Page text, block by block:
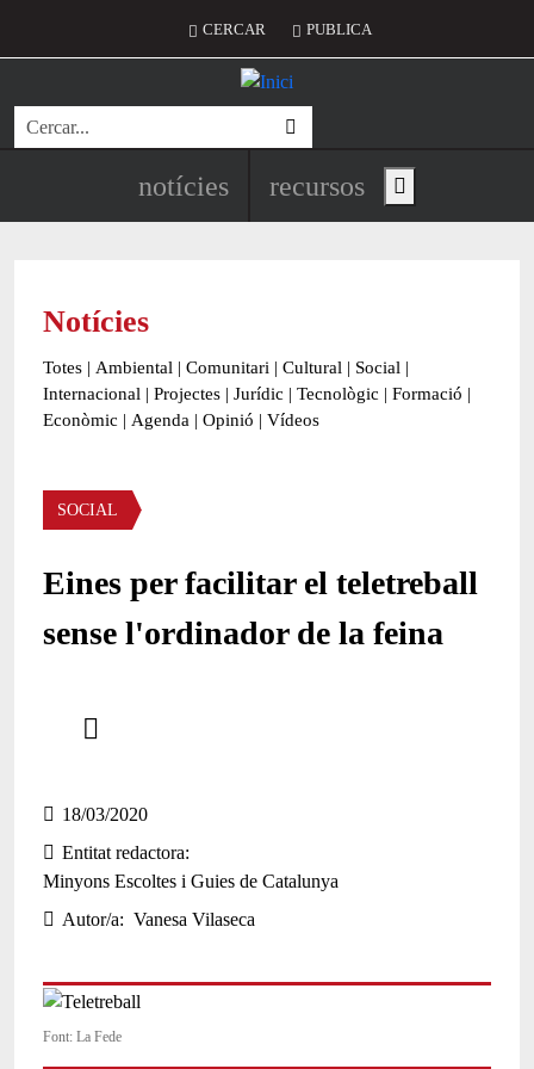
Menú del compte d'usuari
CERCAR PUBLICA
Cerca
Navegació principal de
notícies recursos Show main menu
Notícies
Totes | Ambiental | Comunitari | Cultural | Social |
Internacional | Projectes | Jurídic | Tecnològic | Formació |
Econòmic | Agenda | Opinió | Vídeos
Àmbit de la notícia
SOCIAL
Eines per facilitar el teletreball
sense l'ordinador de la feina
18/03/2020
Entitat redactora
Minyons Escoltes i Guies de Catalunya
Autor/a
Vanesa Vilaseca
Font: La Fede